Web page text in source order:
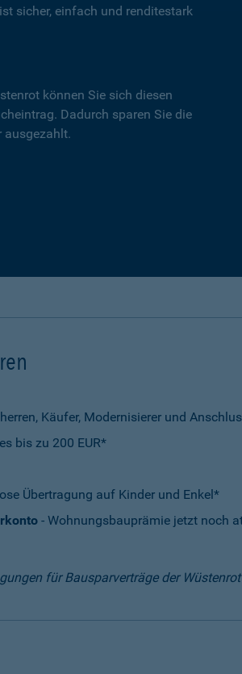
sicher, einfach und renditestark
können Sie sich diesen
Dadurch sparen Sie die
ausgezahlt.
Käufer, Modernisierer und
bis zu 200 EUR*
Übertragung auf Kinder und Enkel*
- Wohnungsbauprämie jetzt noch
für Bausparverträge der